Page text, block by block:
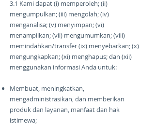
3.1 Kami dapat (i) memperoleh; (ii)
mengumpulkan; (iii) mengolah; (iv)
menganalisa; (v) menyimpan; (vi)
menampilkan; (vii) mengumumkan; (viii)
memindahkan/transfer (ix) menyebarkan; (x)
mengungkapkan; (xi) menghapus; dan (xii)
menggunakan informasi Anda untuk:
Membuat, meningkatkan,
mengadministrasikan, dan memberikan
produk dan layanan, manfaat dan hak
istimewa;